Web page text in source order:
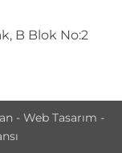
B Blok No:2
- Web Tasarım -